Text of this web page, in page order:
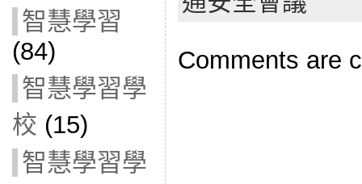
智慧學習
(84)
智慧學習學
校 (15)
智慧學習學
Comments are